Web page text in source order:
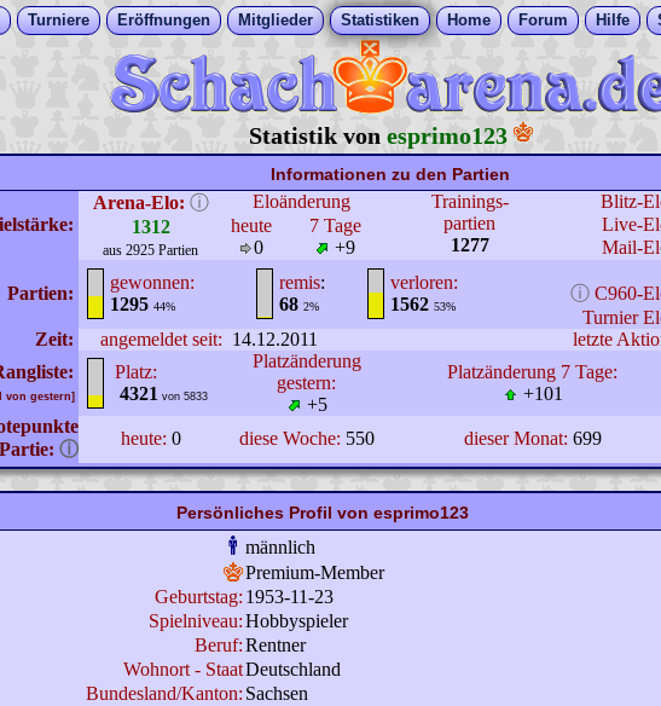
Turniere Eröffnungen Mitglieder Statistiken Home Forum Hilfe
Statistik von esprimo123
Informationen zu den Partien
Arena-Elo: ⓘ
1312
aus 2925 Partien
Eloänderung
Trainings-
partien
1277
Blitz-
heute
0
7 Tage
+9
Live-
Mail-
Partien:
gewonnen:
1295 44%
remis:
68 2%
verloren:
1562 53%
ⓘ C960-
Turnier
Zeit:
angemeldet seit: 14.12.2011
letzte
von gestern]
Platz:
4321 von 5833
Platzänderung
gestern:
+5
Platzänderung 7 Tage:
+101
ⓘ
heute: 0 diese Woche: 550 dieser Monat: 699
Persönliches Profil von esprimo123
männlich
Premium-Member
Geburtstag: 1953-11-23
Spielniveau:Hobbyspieler
Beruf:Rentner
Wohnort - StaatDeutschland
Bundesland/Kanton: Sachsen